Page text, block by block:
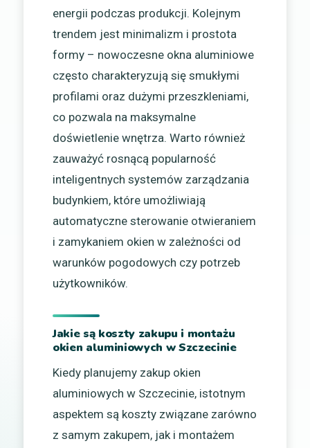
energii podczas produkcji. Kolejnym
trendem jest minimalizm i prostota
formy – nowoczesne okna aluminiowe
często charakteryzują się smukłymi
profilami oraz dużymi przeszkleniami,
co pozwala na maksymalne
doświetlenie wnętrza. Warto również
zauważyć rosnącą popularność
inteligentnych systemów zarządzania
budynkiem, które umożliwiają
automatyczne sterowanie otwieraniem
i zamykaniem okien w zależności od
warunków pogodowych czy potrzeb
użytkowników.
Jakie są koszty zakupu i montażu
okien aluminiowych w Szczecinie
Kiedy planujemy zakup okien
aluminiowych w Szczecinie, istotnym
aspektem są koszty związane zarówno
z samym zakupem, jak i montażem